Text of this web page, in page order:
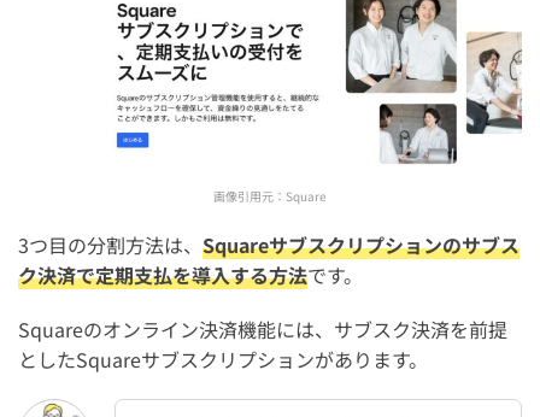
画像引用元： Square
3つ目の分割方法は、 Squareサブスクリプションのサブス
ク決済で定期支払を導入する方法です。
Squareのオンライン決済機能には、サブスク決済を前提
としたSquareサブスクリプションがあります。